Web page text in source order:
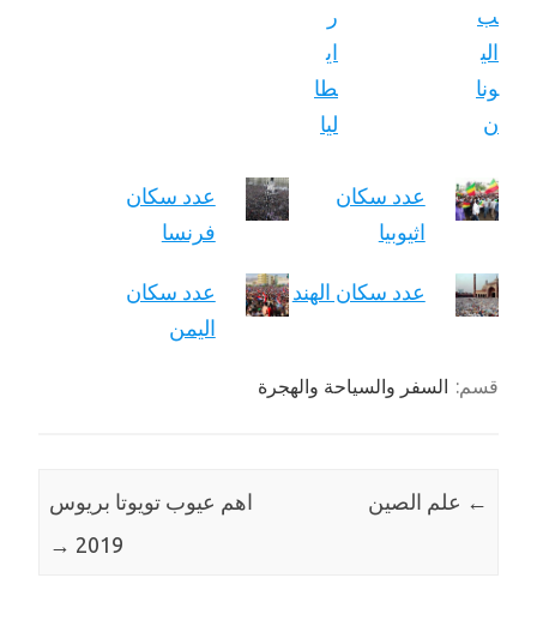
عدد سكان
اثيوبيا
عدد سكان
فرنسا
عدد سكان الهند
عدد سكان
اليمن
قسم: السفر والسياحة والهجرة
← علم الصين
اهم عيوب تويوتا بريوس
2019
→